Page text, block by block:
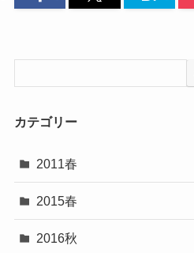
カテゴリー
2011春
2015春
2016秋